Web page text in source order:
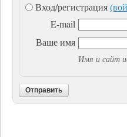
Вход/регистрация
E-mail
Ваше имя
Имя и сайт
Отправить